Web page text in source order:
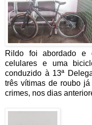
Rildo foi abordado e
celulares e uma
conduzido à 13ª
três vítimas de roubo
crimes, nos dias